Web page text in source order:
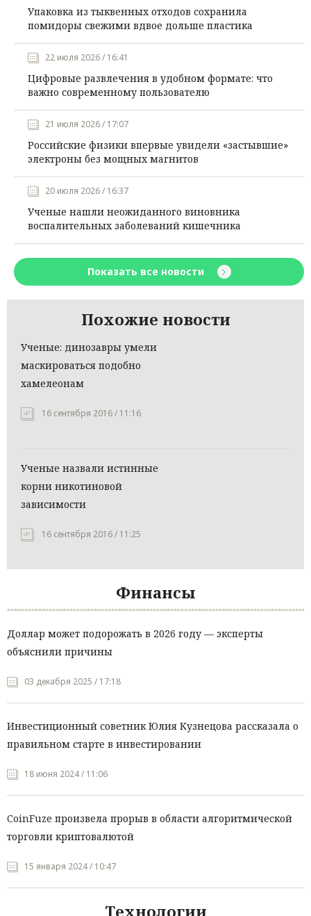
Упаковка из тыквенных отходов сохранила
помидоры свежими вдвое дольше пластика
22 июля 2026 / 16:41
Цифровые развлечения в удобном формате: что
важно современному пользователю
21 июля 2026 / 17:07
Российские физики впервые увидели «застывшие»
электроны без мощных магнитов
20 июля 2026 / 16:37
Ученые нашли неожиданного виновника
воспалительных заболеваний кишечника
Показать все новости
Похожие новости
Ученые: динозавры умели
маскироваться подобно
хамелеонам
16 сентября 2016 / 11:16
Ученые назвали истинные
корни никотиновой
зависимости
16 сентября 2016 / 11:25
Финансы
Доллар может подорожать в 2026 году — эксперты
объяснили причины
03 декабря 2025 / 17:18
Инвестиционный советник Юлия Кузнецова рассказала о
правильном старте в инвестировании
18 июня 2024 / 11:06
CoinFuze произвела прорыв в области алгоритмической
торговли криптовалютой
15 января 2024 / 10:47
Технологии